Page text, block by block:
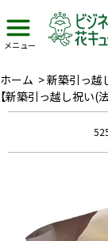
メニュー
ホーム >新築引っ越
【新築引っ越し祝い(